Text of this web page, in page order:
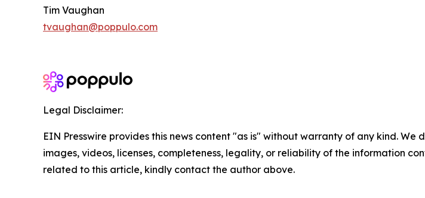
Tim Vaughan
tvaughan@poppulo.com
Legal Disclaimer:
EIN Presswire provides this news content "as is" without warranty of any kind.
images, videos, licenses, completeness, legality, or reliability of the information
related to this article, kindly contact the author above.